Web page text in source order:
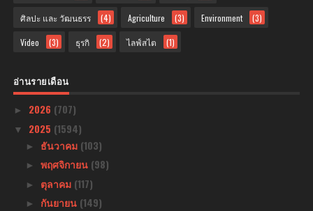
ศิลปะ และ วัฒนธรร (4) Agriculture (3) Environment (3)
Video (3) ธุรกิ (2) ไลฟ์สไต (1)
อ่านรายเดือน
► 2026 (707)
▼ 2025 (1594)
► ธันวาคม (103)
► พฤศจิกายน (98)
► ตุลาคม (117)
► กันยายน (149)